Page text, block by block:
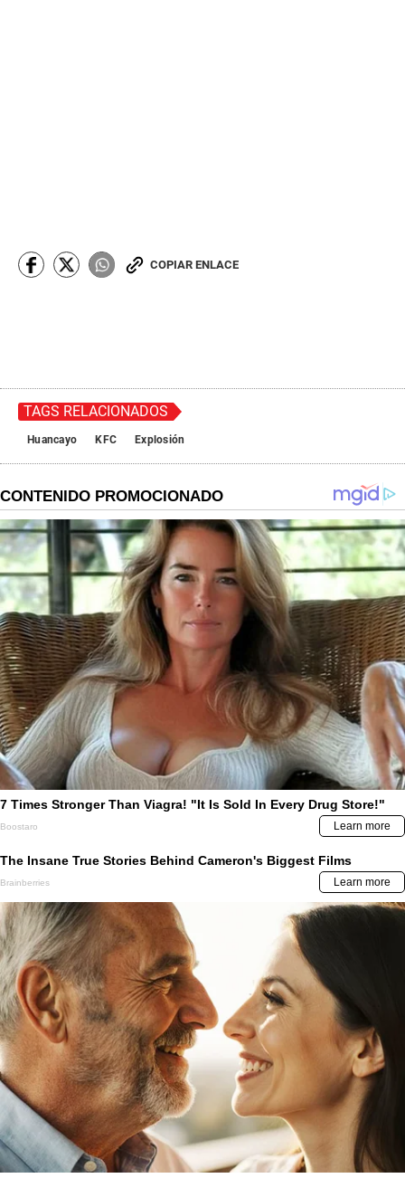
COPIAR ENLACE
TAGS RELACIONADOS
Huancayo KFC Explosión